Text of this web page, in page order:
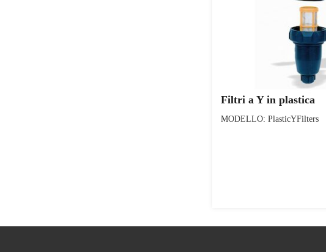
Filtri a Y in plastica
MODELLO: PlasticYFilters